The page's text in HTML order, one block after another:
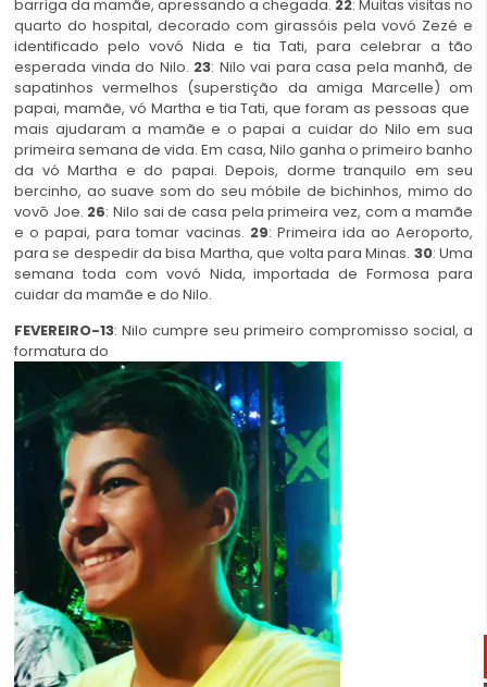
barriga da mamãe, apressando a chegada. 22: Muitas visitas no
quarto do hospital, decorado com girassóis pela vovó Zezé e
identificado pelo vovó Nida e tia Tati, para celebrar a tão
esperada vinda do Nilo. 23: Nilo vai para casa pela manhã, de
sapatinhos vermelhos (superstição da amiga Marcelle) om
papai, mamãe, vó Martha e tia Tati, que foram as pessoas que
mais ajudaram a mamãe e o papai a cuidar do Nilo em sua
primeira semana de vida. Em casa, Nilo ganha o primeiro banho
da vó Martha e do papai. Depois, dorme tranquilo em seu
bercinho, ao suave som do seu móbile de bichinhos, mimo do
vovô Joe. 26: Nilo sai de casa pela primeira vez, com a mamãe
e o papai, para tomar vacinas. 29: Primeira ida ao Aeroporto,
para se despedir da bisa Martha, que volta para Minas. 30: Uma
semana toda com vovó Nida, importada de Formosa para
cuidar da mamãe e do Nilo.
FEVEREIRO-13: Nilo cumpre seu primeiro compromisso social, a
formatura do